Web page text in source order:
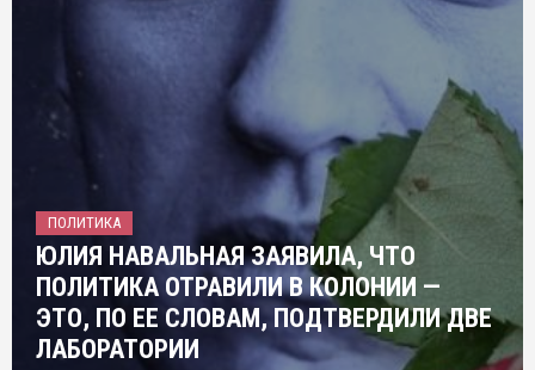
ПОЛИТИКА
ЮЛИЯ НАВАЛЬНАЯ ЗАЯВИЛА, ЧТО
ПОЛИТИКА ОТРАВИЛИ В КОЛОНИИ —
ЭТО, ПО ЕЕ СЛОВАМ, ПОДТВЕРДИЛИ ДВЕ
ЛАБОРАТОРИИ